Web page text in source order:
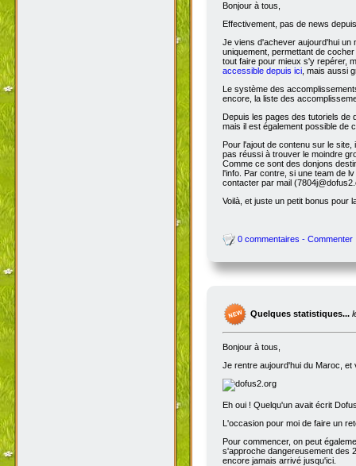
Bonjour à tous,
Effectivement, pas de news
Je viens d'achever aujourd'hui
uniquement, permettant de
tout faire pour mieux s'y repérer,
accessible depuis ici, mais aussi
Le système des
encore, la liste des
Depuis les pages des tutoriels de
mais il est également possible de
Pour l'ajout de contenu sur le
pas réussi à trouver le moindre
Comme ce sont des donjons
l'info. Par contre, si une team de
contacter par mail
Voilà, et juste un petit bonus pour
0 commentaires - Commenter
Quelques statistiques...
Bonjour à tous,
Je rentre aujourd'hui du Maroc, et
Eh oui ! Quelqu'un avait écrit
L'occasion pour moi de faire un
Pour commencer, on peut
s'approche dangereusement des
encore jamais arrivé jusqu'ici.